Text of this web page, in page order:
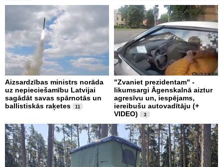
Aizsardzības ministrs norāda
uz nepieciešamību Latvijai
sagādāt savas spārnotās un
ballistiskās raķetes
11
"Zvaniet prezidentam" -
likumsargi Āgenskalnā aiztur
agresīvu un, iespējams,
iereibušu autovadītāju (+
VIDEO)
3